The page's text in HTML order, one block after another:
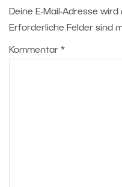
Deine E-Mail-Adresse
Erforderliche Felder sind
Kommentar *